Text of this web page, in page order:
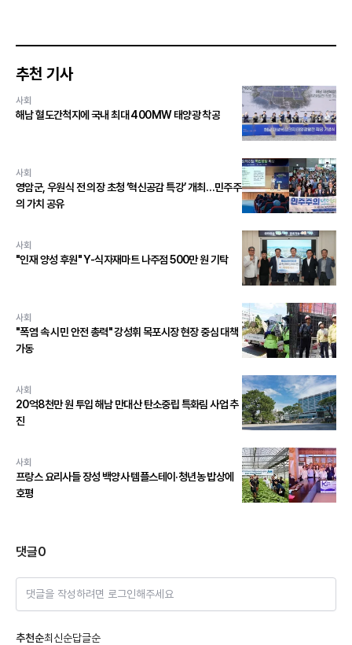
추천 기사
사회
해남 혈도간척지에 국내 최대 400MW 태양광 착공
사회
영암군, 우원식 전 의장 초청 ‘혁신공감 특강’ 개최…민주주
의 가치 공유
사회
"인재 양성 후원" Y-식자재마트 나주점 500만 원 기탁
사회
"폭염 속 시민 안전 총력" 강성휘 목포시장 현장 중심 대책
가동
사회
20억8천만 원 투입 해남 만대산 탄소중립 특화림 사업 추
진
사회
프랑스 요리사들 장성 백양사 템플스테이·청년농 밥상에
호평
댓글0
댓글을 작성하려면 로그인해주세요
추천순최신순답글순